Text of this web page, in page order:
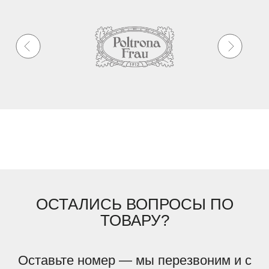
ОСТАЛИСЬ ВОПРОСЫ ПО
ТОВАРУ?
Оставьте номер — мы перезвоним и с